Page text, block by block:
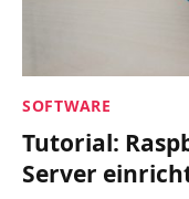
SOFTWARE
Tutorial:
Server